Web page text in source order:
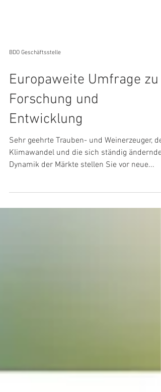
BDO Geschäftsstelle
Europaweite Umfrage zu
Forschung und
Entwicklung
Sehr geehrte Trauben- und Weinerzeuger, der
Dynamik der Märkte stellen Sie vor neue...